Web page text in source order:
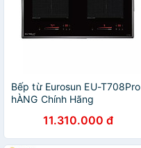
Bếp từ Eurosun EU-T708Pro
hÀNG Chính Hãng
11.310.000 đ